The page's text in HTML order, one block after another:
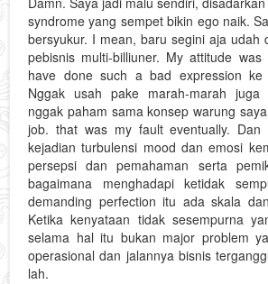
syndrome yang sempet bikin ego naik.
bersyukur. I mean, baru segini aja udah
pebisnis multi-billiuner. My attitude
have done such a bad expression
Nggak usah pake marah-marah
nggak paham sama konsep warung
job. that was my fault eventually. Dan
kejadian turbulensi mood dan emosi
persepsi dan pemahaman serta
bagaimana menghadapi ketidak
demanding perfection itu ada skala
Ketika kenyataan tidak sesempurna
selama hal itu bukan major problem
operasional dan jalannya bisnis
lah.